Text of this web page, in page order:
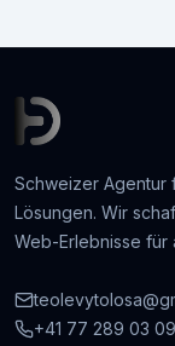
Schweizer Agentur
Lösungen. Wir
Web-Erlebnisse für
+41 77 289 03 09